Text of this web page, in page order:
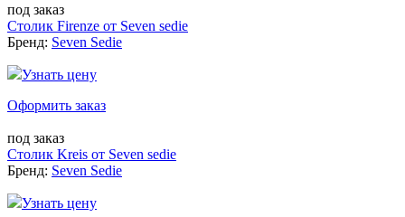
под заказ
Столик Firenze от Seven sedie
Бренд: Seven Sedie
Узнать цену
Оформить заказ
под заказ
Столик Kreis от Seven sedie
Бренд: Seven Sedie
Узнать цену